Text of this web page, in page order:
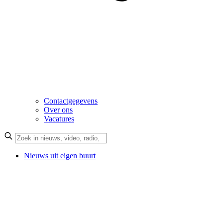
Contactgegevens
Over ons
Vacatures
Nieuws uit eigen buurt